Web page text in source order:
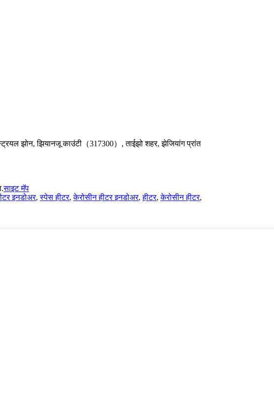
झोन, झियानजू काउंटी（317300）, ताईझो शहर, झेजियांग प्रांत
साइट मॅप
इनडोअर,स्पेस हीटर,केरोसीन हीटर इनडोअर,हीटर,केरोसीन हीटर,